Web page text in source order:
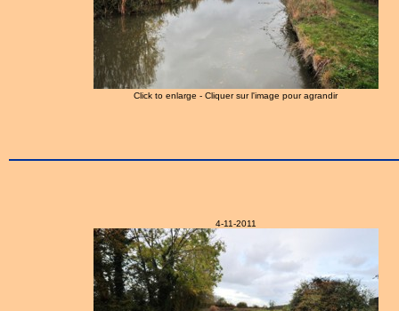
Click to enlarge - Cliquer sur l'image pour agrandir
4-11-2011